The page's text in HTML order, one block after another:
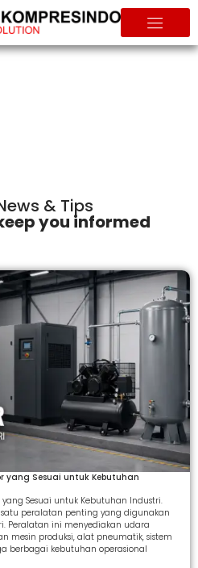
& Tips
you informed
yang Sesuai untuk Kebutuhan
Sesuai untuk Kebutuhan Industri.
peralatan penting yang digunakan
Peralatan ini menyediakan udara
mesin produksi, alat pneumatik, sistem
berbagai kebutuhan operasional